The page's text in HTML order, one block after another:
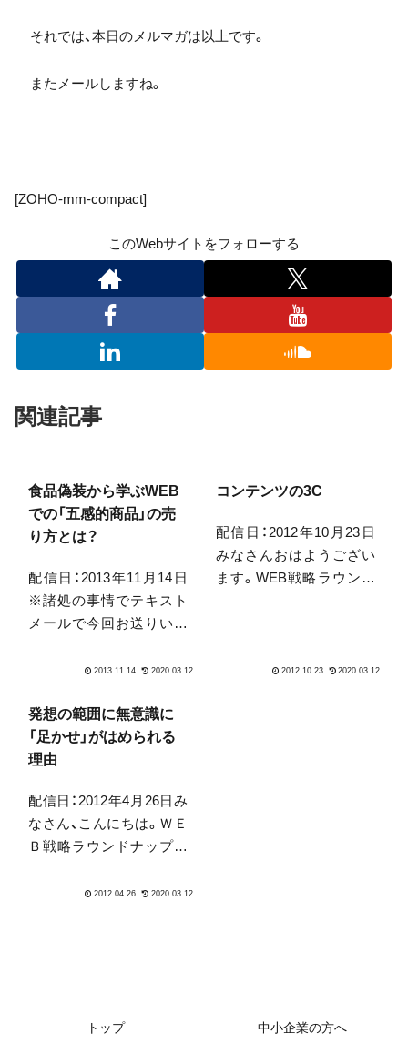
それでは、本日のメルマガは以上です。
またメールしますね。
[ZOHO-mm-compact]
このWebサイトをフォローする
関連記事
食品偽装から学ぶWEB
での「五感的商品」の売
り方とは？
配信日：2013年11月14日
※諸処の事情でテキスト
メールで今回お送りいた
ンドナップ・コンサルティ
り冷えてきましたね。朝
が辛いです。この変化が
あってこそ、記憶がはっき
す...
コンテンツの3C
配信日：2012年10月23日
みなさんおはようござい
ます。WEB戦略ラウンド
味では盛り上がらないハ
発想の範囲に無意識に
「足かせ」がはめられる
理由
配信日：2012年4月26日み
なさん、こんにちは。ＷＥ
Ｂ戦略ラウンドナップの
通り、雑談のようで雑談で
トップ 中小企業の方へ